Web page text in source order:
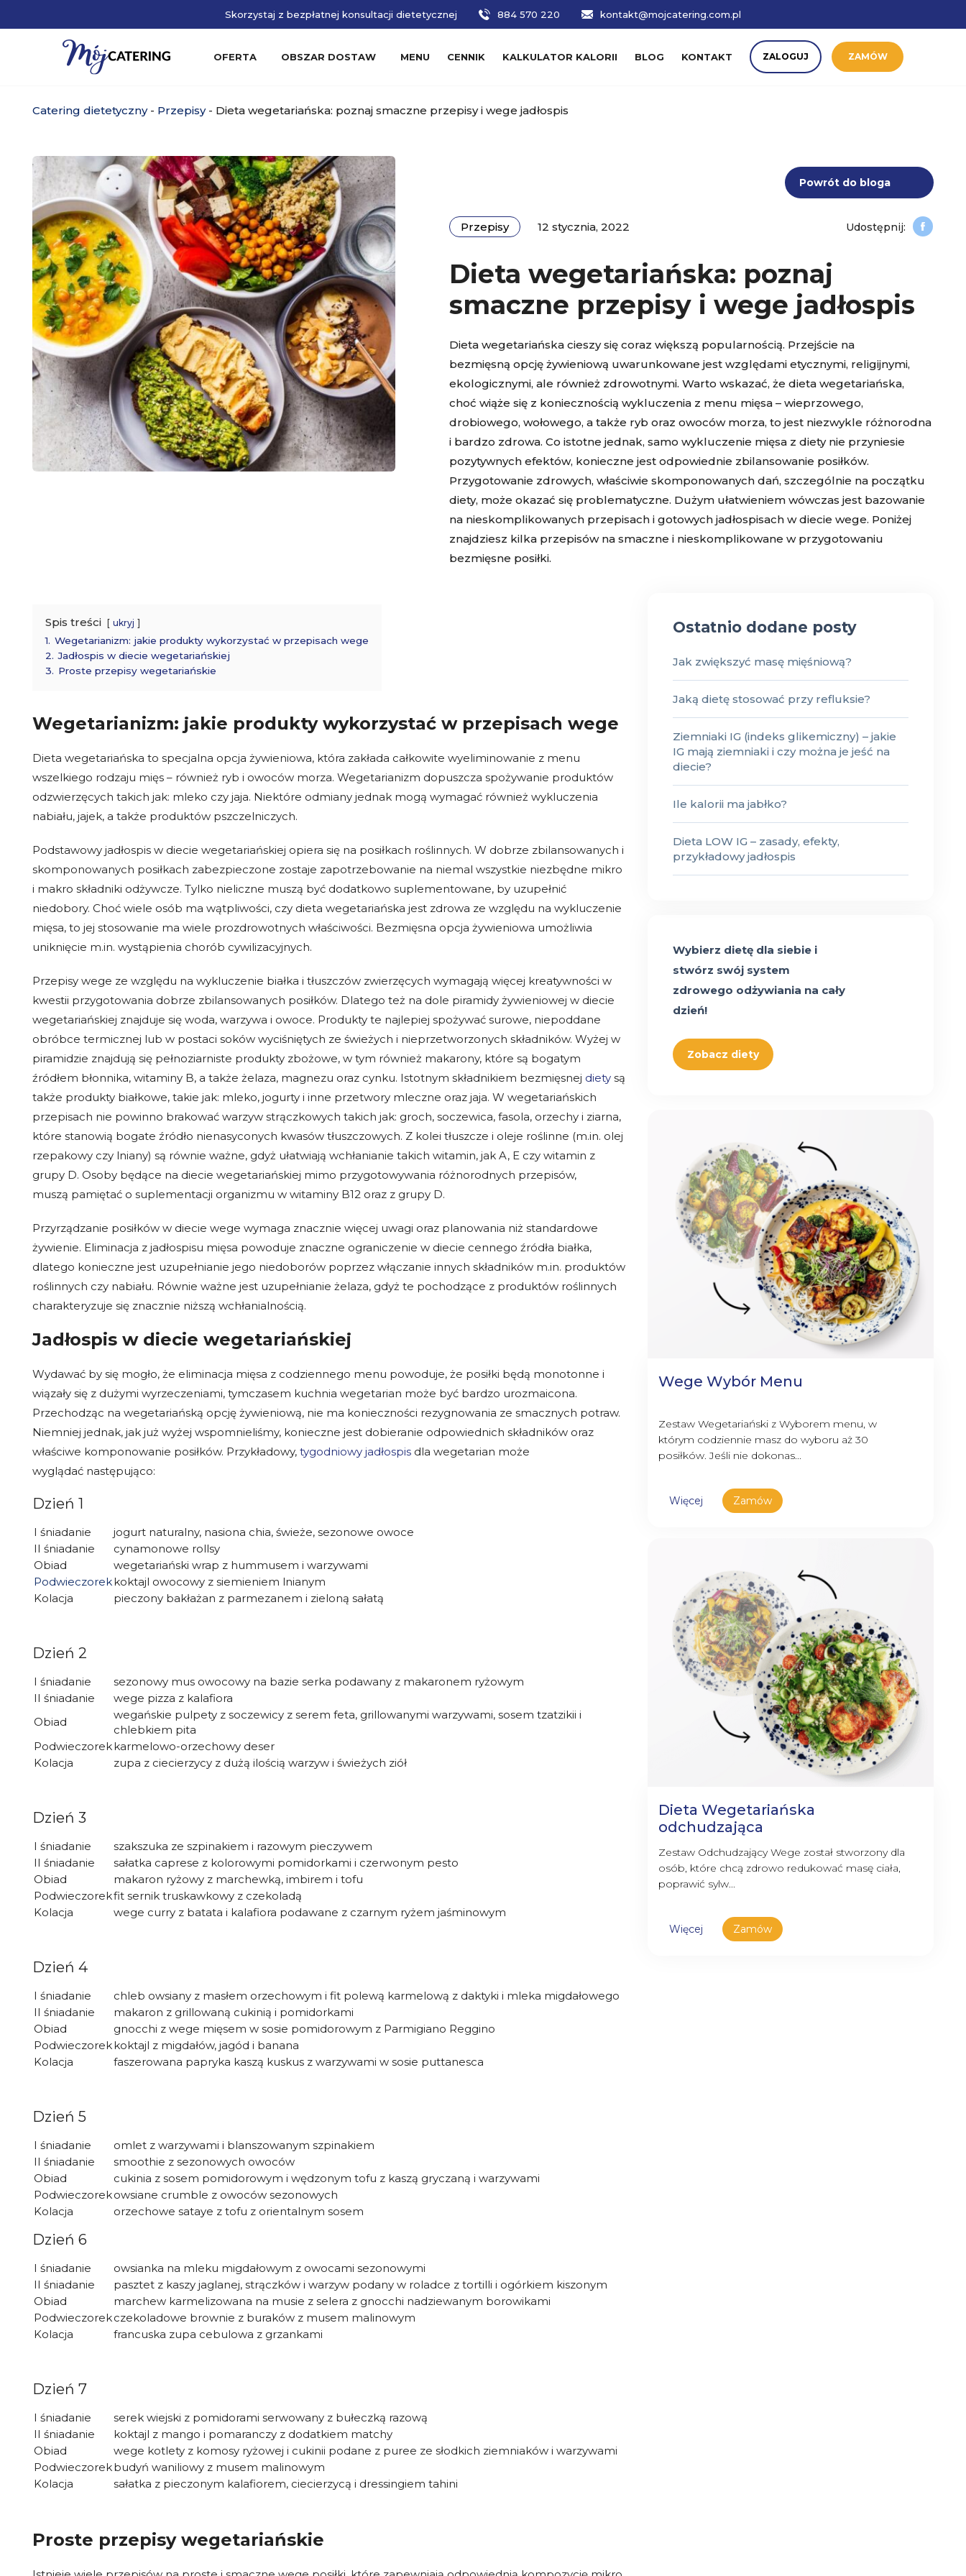
Skorzystaj z bezpłatnej konsultacji dietetycznej 884 570 220 kontakt@mojcatering.com.pl
OFERTA OBSZAR DOSTAW MENU CENNIK KALKULATOR KALORII BLOG KONTAKT ZALOGUJ ZAMÓW
Catering dietetyczny- Przepisy- Dieta wegetariańska: poznaj smaczne przepisy i wege jadłospis
Powrót do bloga
Przepisy 12 stycznia, 2022
Dieta wegetariańska: poznaj
smaczne przepisy i wege jadłospis
Dieta wegetariańska cieszy się coraz większą popularnością. Przejście na
bezmięsną opcję żywieniową uwarunkowane jest względami etycznymi, religijnymi,
ekologicznymi, ale również zdrowotnymi. Warto wskazać, że dieta wegetariańska,
choć wiąże się z koniecznością wykluczenia z menu mięsa – wieprzowego,
drobiowego, wołowego, a także ryb oraz owoców morza, to jest niezwykle różnorodna
i bardzo zdrowa. Co istotne jednak, samo wykluczenie mięsa z diety nie przyniesie
pozytywnych efektów, konieczne jest odpowiednie zbilansowanie posiłków.
Przygotowanie zdrowych, właściwie skomponowanych dań, szczególnie na początku
diety, może okazać się problematyczne. Dużym ułatwieniem wówczas jest bazowanie
na nieskomplikowanych przepisach i gotowych jadłospisach w diecie wege. Poniżej
znajdziesz kilka przepisów na smaczne i nieskomplikowane w przygotowaniu
bezmięsne posiłki.
Spis treści ukryj
1. Wegetarianizm: jakie produkty wykorzystać w przepisach wege
2. Jadłospis w diecie wegetariańskiej
3. Proste przepisy wegetariańskie
Wegetarianizm: jakie produkty wykorzystać w przepisach wege
Dieta wegetariańska to specjalna opcja żywieniowa, która zakłada całkowite wyeliminowanie z menu
wszelkiego rodzaju mięs – również ryb i owoców morza. Wegetarianizm dopuszcza spożywanie produktów
odzwierzęcych takich jak: mleko czy jaja. Niektóre odmiany jednak mogą wymagać również wykluczenia
nabiału, jajek, a także produktów pszczelniczych.
Podstawowy jadłospis w diecie wegetariańskiej opiera się na posiłkach roślinnych. W dobrze zbilansowanych i
skomponowanych posiłkach zabezpieczone zostaje zapotrzebowanie na niemal wszystkie niezbędne mikro
i makro składniki odżywcze. Tylko nieliczne muszą być dodatkowo suplementowane, by uzupełnić
niedobory. Choć wiele osób ma wątpliwości, czy dieta wegetariańska jest zdrowa ze względu na wykluczenie
mięsa, to jej stosowanie ma wiele prozdrowotnych właściwości. Bezmięsna opcja żywieniowa umożliwia
uniknięcie m.in. wystąpienia chorób cywilizacyjnych.
Przepisy wege ze względu na wykluczenie białka i tłuszczów zwierzęcych wymagają więcej kreatywności w
kwestii przygotowania dobrze zbilansowanych posiłków. Dlatego też na dole piramidy żywieniowej w diecie
wegetariańskiej znajduje się woda, warzywa i owoce. Produkty te najlepiej spożywać surowe, niepoddane
obróbce termicznej lub w postaci soków wyciśniętych ze świeżych i nieprzetworzonych składników. Wyżej w
piramidzie znajdują się pełnoziarniste produkty zbożowe, w tym również makarony, które są bogatym
źródłem błonnika, witaminy B, a także żelaza, magnezu oraz cynku. Istotnym składnikiem bezmięsnej diety są
także produkty białkowe, takie jak: mleko, jogurty i inne przetwory mleczne oraz jaja. W wegetariańskich
przepisach nie powinno brakować warzyw strączkowych takich jak: groch, soczewica, fasola, orzechy i ziarna,
które stanowią bogate źródło nienasyconych kwasów tłuszczowych. Z kolei tłuszcze i oleje roślinne (m.in. olej
rzepakowy czy lniany) są równie ważne, gdyż ułatwiają wchłanianie takich witamin, jak A, E czy witamin z
grupy D. Osoby będące na diecie wegetariańskiej mimo przygotowywania różnorodnych przepisów,
muszą pamiętać o suplementacji organizmu w witaminy B12 oraz z grupy D.
Przyrządzanie posiłków w diecie wege wymaga znacznie więcej uwagi oraz planowania niż standardowe
żywienie. Eliminacja z jadłospisu mięsa powoduje znaczne ograniczenie w diecie cennego źródła białka,
dlatego konieczne jest uzupełnianie jego niedoborów poprzez włączanie innych składników m.in. produktów
roślinnych czy nabiału. Równie ważne jest uzupełnianie żelaza, gdyż te pochodzące z produktów roślinnych
charakteryzuje się znacznie niższą wchłanialnością.
Jadłospis w diecie wegetariańskiej
Wydawać by się mogło, że eliminacja mięsa z codziennego menu powoduje, że posiłki będą monotonne i
wiązały się z dużymi wyrzeczeniami, tymczasem kuchnia wegetarian może być bardzo urozmaicona.
Przechodząc na wegetariańską opcję żywieniową, nie ma konieczności rezygnowania ze smacznych potraw.
Niemniej jednak, jak już wyżej wspomnieliśmy, konieczne jest dobieranie odpowiednich składników oraz
właściwe komponowanie posiłków. Przykładowy, tygodniowy jadłospis dla wegetarian może
wyglądać następująco:
Dzień 1
I śniadanie
jogurt naturalny, nasiona chia, świeże, sezonowe owoce
II śniadanie
cynamonowe rollsy
Obiad
wegetariański wrap z hummusem i warzywami
Podwieczorekkoktajl owocowy z siemieniem lnianym
Kolacja
pieczony bakłażan z parmezanem i zieloną sałatą
Dzień 2
I śniadanie
sezonowy mus owocowy na bazie serka podawany z makaronem ryżowym
II śniadanie
wege pizza z kalafiora
Obiad
wegańskie pulpety z soczewicy z serem feta, grillowanymi warzywami, sosem tzatzikii i
chlebkiem pita
Podwieczorekkarmelowo-orzechowy deser
Kolacja
zupa z ciecierzycy z dużą ilością warzyw i świeżych ziół
Dzień 3
I śniadanie
szakszuka ze szpinakiem i razowym pieczywem
II śniadanie
sałatka caprese z kolorowymi pomidorkami i czerwonym pesto
Obiad
makaron ryżowy z marchewką, imbirem i tofu
Podwieczorekfit sernik truskawkowy z czekoladą
Kolacja
wege curry z batata i kalafiora podawane z czarnym ryżem jaśminowym
Dzień 4
I śniadanie
chleb owsiany z masłem orzechowym i fit polewą karmelową z daktyki i mleka migdałowego
II śniadanie
makaron z grillowaną cukinią i pomidorkami
Obiad
gnocchi z wege mięsem w sosie pomidorowym z Parmigiano Reggino
Podwieczorekkoktajl z migdałów, jagód i banana
Kolacja
faszerowana papryka kaszą kuskus z warzywami w sosie puttanesca
Dzień 5
I śniadanie
omlet z warzywami i blanszowanym szpinakiem
II śniadanie
smoothie z sezonowych owoców
Obiad
cukinia z sosem pomidorowym i wędzonym tofu z kaszą gryczaną i warzywami
Podwieczorekowsiane crumble z owoców sezonowych
Kolacja
orzechowe sataye z tofu z orientalnym sosem
Dzień 6
I śniadanie
owsianka na mleku migdałowym z owocami sezonowymi
II śniadanie
pasztet z kaszy jaglanej, strączków i warzyw podany w roladce z tortilli i ogórkiem kiszonym
Obiad
marchew karmelizowana na musie z selera z gnocchi nadziewanym borowikami
Podwieczorekczekoladowe brownie z buraków z musem malinowym
Kolacja
francuska zupa cebulowa z grzankami
Dzień 7
I śniadanie
serek wiejski z pomidorami serwowany z bułeczką razową
II śniadanie
koktajl z mango i pomaranczy z dodatkiem matchy
Obiad
wege kotlety z komosy ryżowej i cukinii podane z puree ze słodkich ziemniaków i warzywami
Podwieczorekbudyń waniliowy z musem malinowym
Kolacja
sałatka z pieczonym kalafiorem, ciecierzycą i dressingiem tahini
Proste przepisy wegetariańskie
Ostatnio dodane posty
Jak zwiększyć masę mięśniową?
Jaką dietę stosować przy refluksie?
Ziemniaki IG (indeks glikemiczny) – jakie
IG mają ziemniaki i czy można je jeść na
diecie?
Ile kalorii ma jabłko?
Dieta LOW IG – zasady, efekty,
przykładowy jadłospis
Wybierz dietę dla siebie i
stwórz swój system
zdrowego odżywiania na cały
dzień!
Zobacz diety
Wege Wybór Menu
Zestaw Wegetariański z Wyborem menu, w
którym codziennie masz do wyboru aż 30
posiłków. Jeśli nie dokonas...
Więcej Zamów
Dieta Wegetariańska
odchudzająca
Zestaw Odchudzający Wege został stworzony dla
osób, które chcą zdrowo redukować masę ciała,
poprawić sylw...
Więcej Zamów